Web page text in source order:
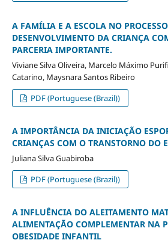
A FAMÍLIA E A ESCOLA NO
DESENVOLVIMENTO DA CRIANÇA
PARCERIA IMPORTANTE.
Viviane Silva Oliveira, Marcelo Máximo
Catarino, Maysnara Santos Ribeiro
PDF (Portuguese (Brazil))
A IMPORTÂNCIA DA INICIAÇÃO
CRIANÇAS COM O TRANSTORNO DO
Juliana Silva Guabiroba
PDF (Portuguese (Brazil))
A INFLUÊNCIA DO ALEITAMENTO
ALIMENTAÇÃO COMPLEMENTAR NA
OBESIDADE INFANTIL